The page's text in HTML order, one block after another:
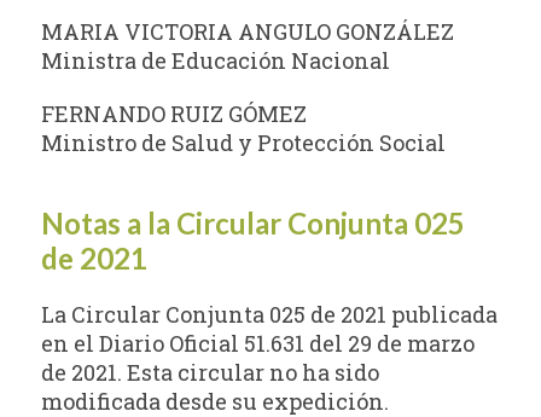
MARIA VICTORIA ANGULO GONZÁLEZ
Ministra de Educación Nacional
FERNANDO RUIZ GÓMEZ
Ministro de Salud y Protección Social
Notas a la Circular Conjunta 025
de 2021
La Circular Conjunta 025 de 2021 publicada
en el Diario Oficial 51.631 del 29 de marzo
de 2021. Esta circular no ha sido
modificada desde su expedición.